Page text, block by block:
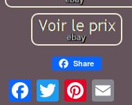
Share